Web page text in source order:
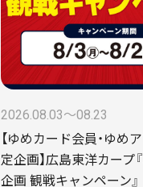
2026.08.03〜08.23
【ゆめカード会員・ゆめ
定企画】広島東洋カープ
企画 観戦キャンペーン』